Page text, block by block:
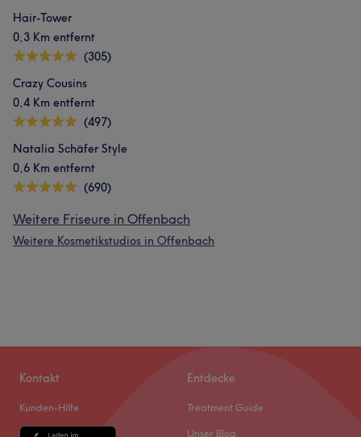
Hair-Tower
0,3 Km entfernt
(305)
Crazy Cousins
0,4 Km entfernt
(497)
Natalia Schäfer Style
0,6 Km entfernt
(690)
Weitere Friseure in Offenbach
Weitere Kosmetikstudios in Offenbach
Kontakt
Kunden-Hilfe
Entdecke
Treatment Guide
Unser Blog